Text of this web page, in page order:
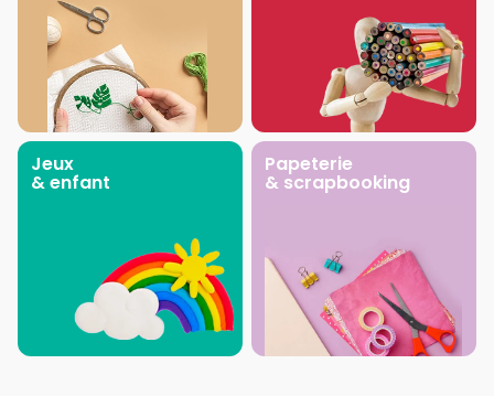
Jeux
& enfant
Papeterie
& scrapbooking